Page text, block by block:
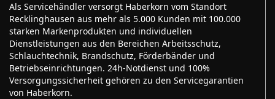
Als Servicehändler versorgt Haberkorn vom Standort
Recklinghausen aus mehr als 5.000 Kunden mit 100.000
starken Markenprodukten und individuellen
Dienstleistungen aus den Bereichen Arbeitsschutz,
Schlauchtechnik, Brandschutz, Förderbänder und
Betriebseinrichtungen. 24h-Notdienst und 100%
Versorgungssicherheit gehören zu den Servicegarantien
von Haberkorn.